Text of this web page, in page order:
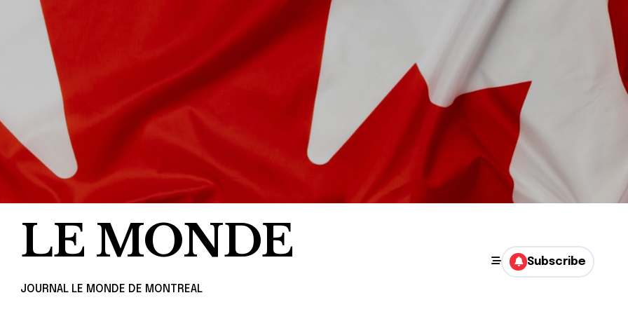
LE MONDE
JOURNAL LE MONDE DE MONTREAL
Subscribe